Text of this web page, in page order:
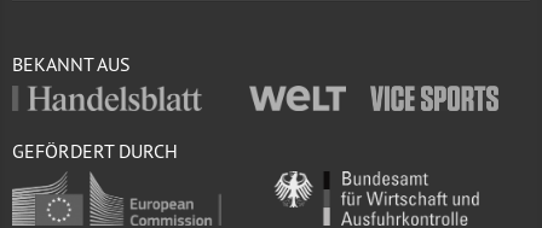
BEKANNT AUS
GEFÖRDERT DURCH